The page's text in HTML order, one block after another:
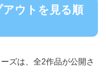
ウトを見る順
ズは、全2作品が公開さ